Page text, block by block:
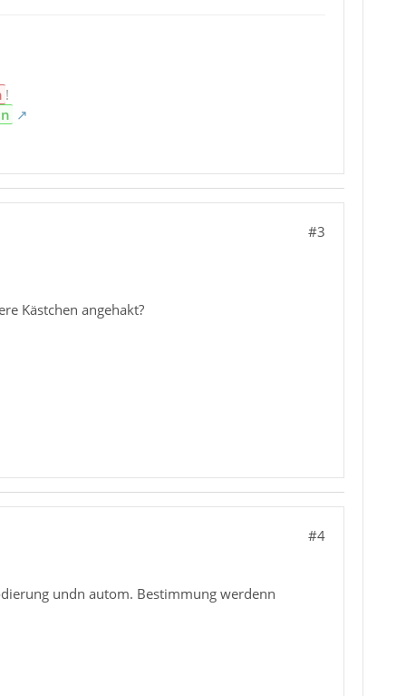
!
#3
Kästchen angehakt?
#4
undn autom. Bestimmung werdenn